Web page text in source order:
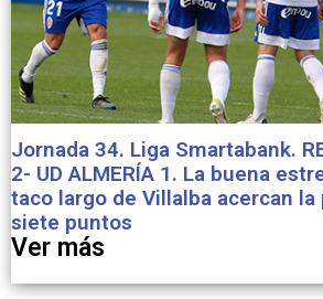
Jornada 34. Liga Smartabank.
2- UD ALMERÍA 1. La buena
taco largo de Villalba acercan la
siete puntos
Ver más